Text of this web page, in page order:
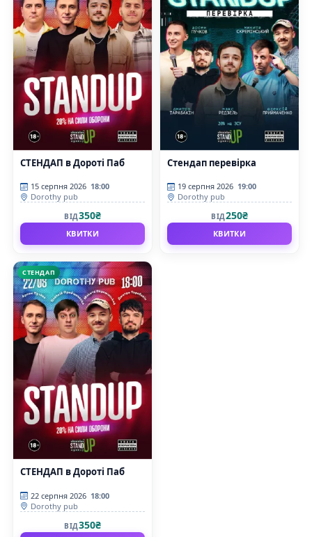
СТЕНДАП в Дороті Паб
15 серпня 2026 18:00
Dorothy pub
ВІД350₴
КВИТКИ
Стендап перевірка
19 серпня 2026 19:00
Dorothy pub
ВІД250₴
КВИТКИ
СТЕНДАП
СТЕНДАП в Дороті Паб
22 серпня 2026 18:00
Dorothy pub
ВІД350₴